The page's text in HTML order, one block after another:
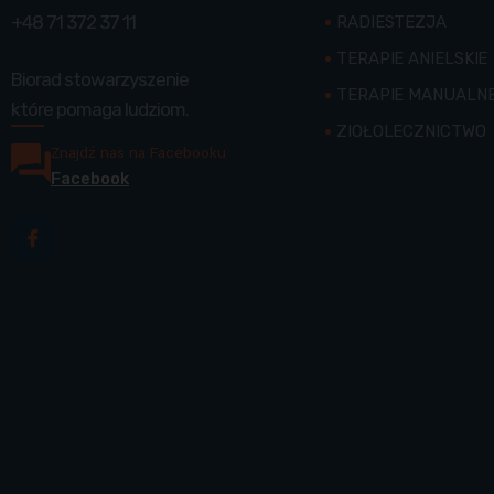
+48 71 372 37 11
Biorad stowarzyszenie
które pomaga ludziom.
Znajdź nas na Facebooku
Facebook
RADIESTEZJA
TERAPIE ANIELSKIE
TERAPIE
ZIOŁOLECZNICTWO